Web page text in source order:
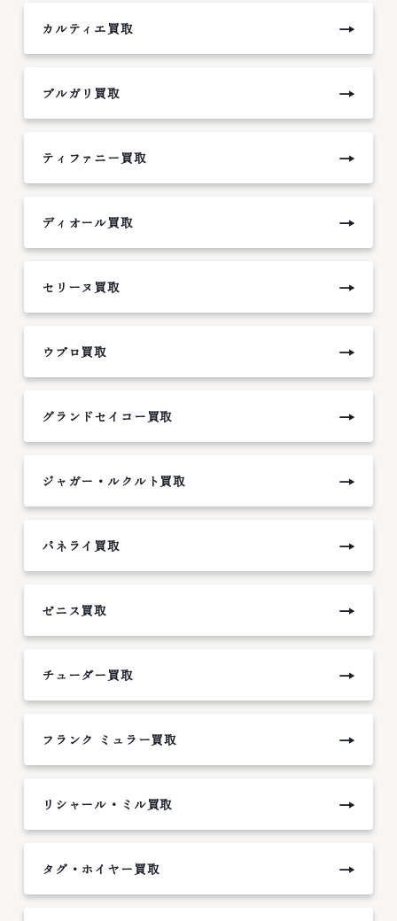
カルティエ買取 →
ブルガリ買取 →
ティファニー買取 →
ディオール買取 →
セリーヌ買取 →
ウブロ買取 →
グランドセイコー買取 →
ジャガー・ルクルト買取 →
パネライ買取 →
ゼニス買取 →
チューダー買取 →
フランク ミュラー買取 →
リシャール・ミル買取 →
タグ・ホイヤー買取 →